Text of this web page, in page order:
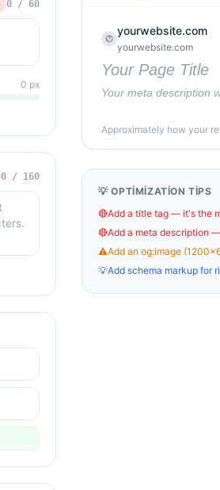
0 / 60
0 px
0 / 160
yourwebsite.com
yourwebsite.com
Your Page Title
Your meta description
Approximately how your
💡 OPTIMIZATION TIPS
🔴Add a title tag — it's the
🔴Add a meta description
⚠️Add an og:image
💡Add schema markup for